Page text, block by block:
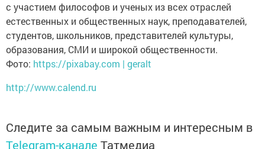
с участием философов и ученых из всех отраслей
естественных и общественных наук, преподавателей,
студентов, школьников, представителей культуры,
образования, СМИ и широкой общественности.
Фото: https://pixabay.com | geralt
http://www.calend.ru
Следите за самым важным и интересным в
Telegram-канале Татмедиа